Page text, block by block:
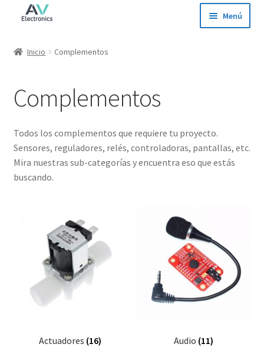
navegación
Menú
Ofertas
Contacto
Inicio Complementos
Complementos
Todos los complementos que requiere tu proyecto.
Sensores, reguladores, relés, controladoras, pantallas, etc.
Mira nuestras sub-categorías y encuentra eso que estás
buscando.
Actuadores (16) Audio (11)